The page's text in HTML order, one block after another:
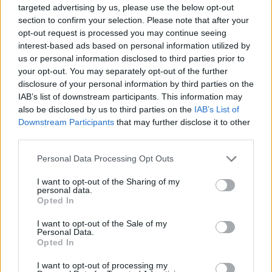
targeted advertising by us, please use the below opt-out
section to confirm your selection. Please note that after your
opt-out request is processed you may continue seeing
interest-based ads based on personal information utilized by
us or personal information disclosed to third parties prior to
your opt-out. You may separately opt-out of the further
disclosure of your personal information by third parties on the
IAB’s list of downstream participants. This information may
also be disclosed by us to third parties on the IAB’s List of
Downstream Participants that may further disclose it to other
Personal Data Processing Opt Outs
I want to opt-out of the Sharing of my
personal data.
Opted In
I want to opt-out of the Sale of my
Personal Data.
Opted In
I want to opt-out of processing my
Tomáš Kramár: Česká veřejnost a životní prostředí:
roste optimismus, neznalost zůstává
9.1.2001
Nízká "ekogramotnost" široké veřejnosti, okrajovost problematiky
životního prostředí v agendě rozhodujících politických subjektů a
vnímání environmentálních ohledů jako ohrožení ekonomického
rozvoje, to jsou některé ze závěrů Analýzy připravenosti ČR na
implementaci (tj. reálné uplatnění) norem EUv oblasti ochrany
životního prostředí. ProEvropskou komisitento projekt
firma Gabal, Analysis and Consulting v období od října 1999 do
prosince 2000.
Ondřej Simon: Poznámka o televizi, vepřích a
vánočních stromcích
Ekologické organizace i ta část lidu v české kotlině a moravských
úvalech, která má srdce nakloněné přírodě, mají často potíže se
svou vlastní aktivností. Člověk vidí kolem sebe plno neřádu, a to
nepodařilo zbavit ho přirozeného puzení problémy řešit a tak neví,